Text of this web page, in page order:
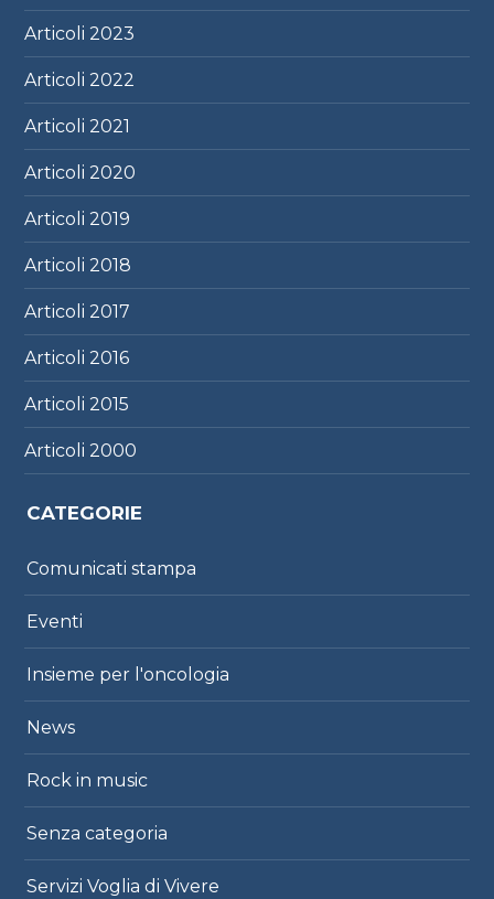
Articoli2023
Articoli2022
Articoli2021
Articoli2020
Articoli2019
Articoli2018
Articoli2017
Articoli2016
Articoli2015
Articoli2000
CATEGORIE
Comunicati stampa
Eventi
Insieme per l'oncologia
News
Rock in music
Senza categoria
Servizi Voglia di Vivere